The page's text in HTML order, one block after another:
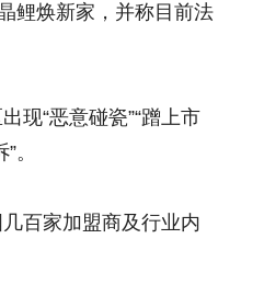
鲤焕新家，并称目前法
现“恶意碰瓷”“蹭上市
。
百家加盟商及行业内